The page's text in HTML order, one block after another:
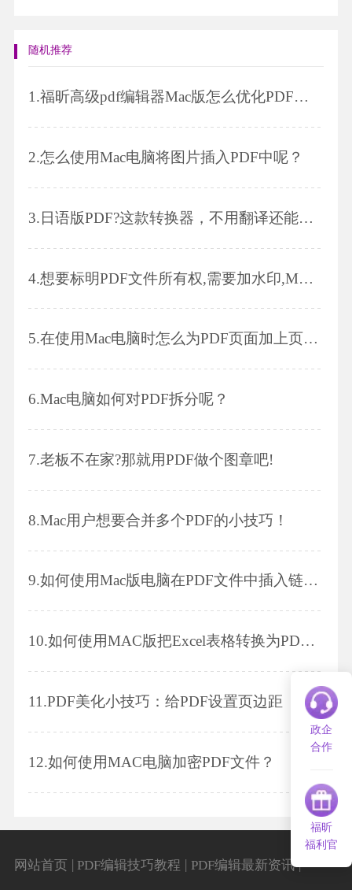
随机推荐
1.福昕高级pdf编辑器Mac版怎么优化PDF文件？
2.怎么使用Mac电脑将图片插入PDF中呢？
3.日语版PDF?这款转换器，不用翻译还能转Word!
4.想要标明PDF文件所有权,需要加水印,Mac用户如何操作?
5.在使用Mac电脑时怎么为PDF页面加上页码呢？
6.Mac电脑如何对PDF拆分呢？
7.老板不在家?那就用PDF做个图章吧!
8.Mac用户想要合并多个PDF的小技巧！
9.如何使用Mac版电脑在PDF文件中插入链接呢？
10.如何使用MAC版把Excel表格转换为PDF格式？
11.PDF美化小技巧：给PDF设置页边距
12.如何使用MAC电脑加密PDF文件？
政企
合作
福昕
福利官
网站首页 PDF编辑技巧教程 PDF编辑最新资讯 |